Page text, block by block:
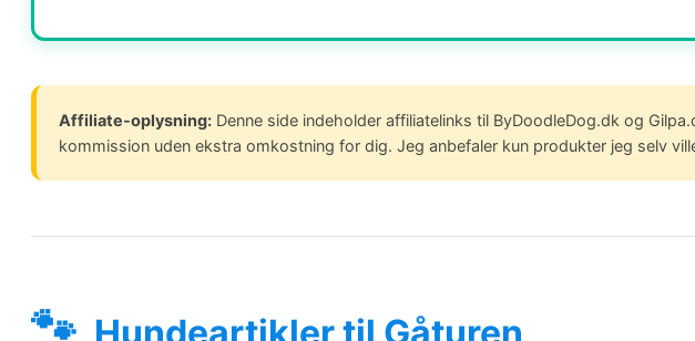
Affiliate-oplysning: Denne side indeholder affiliatelinks til ByDoodleDog.dk og
kommission uden ekstra omkostning for dig. Jeg anbefaler kun produkter jeg selv
🐾